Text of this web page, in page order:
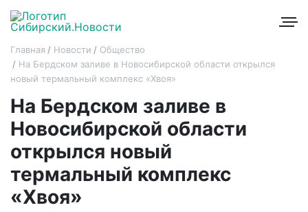
Главная Новости
Общество
На Бердском заливе в Новосибирской области открылся
новый термальный комплекс «Хвоя»
На Бердском заливе в
Новосибирской области
открылся новый
термальный комплекс
«Хвоя»